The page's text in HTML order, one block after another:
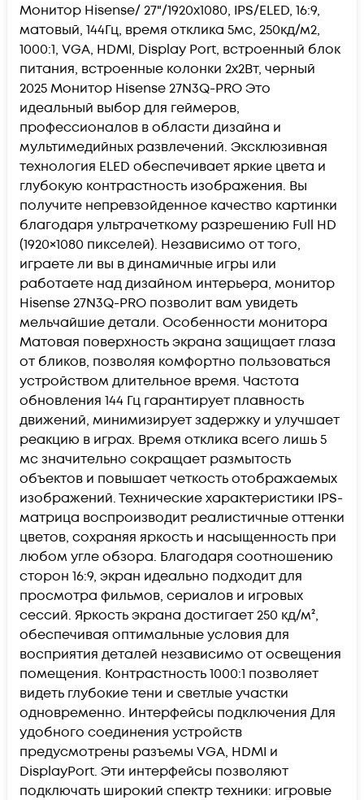
Монитор Hisense/ 27"/1920x1080, IPS/ELED, 16:9,
матовый, 144Гц, время отклика 5мс, 250кд/м2,
1000:1, VGA, HDMI, Display Port, встроенный блок
питания, встроенные колонки 2х2Вт, черный
2025 Монитор Hisense 27N3Q-PRO Это
идеальный выбор для геймеров,
профессионалов в области дизайна и
мультимедийных развлечений. Эксклюзивная
технология ELED обеспечивает яркие цвета и
глубокую контрастность изображения. Вы
получите непревзойденное качество картинки
благодаря ультрачеткому разрешению Full HD
(1920×1080 пикселей). Независимо от того,
играете ли вы в динамичные игры или
работаете над дизайном интерьера, монитор
Hisense 27N3Q-PRO позволит вам увидеть
мельчайшие детали. Особенности монитора
Матовая поверхность экрана защищает глаза
от бликов, позволяя комфортно пользоваться
устройством длительное время. Частота
обновления 144 Гц гарантирует плавность
движений, минимизирует задержку и улучшает
реакцию в играх. Время отклика всего лишь 5
мс значительно сокращает размытость
объектов и повышает четкость отображаемых
изображений. Технические характеристики IPS-
матрица воспроизводит реалистичные оттенки
цветов, сохраняя яркость и насыщенность при
любом угле обзора. Благодаря соотношению
сторон 16:9, экран идеально подходит для
просмотра фильмов, сериалов и игровых
сессий. Яркость экрана достигает 250 кд/м²,
обеспечивая оптимальные условия для
восприятия деталей независимо от освещения
помещения. Контрастность 1000:1 позволяет
видеть глубокие тени и светлые участки
одновременно. Интерфейсы подключения Для
удобного соединения устройств
предусмотрены разъемы VGA, HDMI и
DisplayPort. Эти интерфейсы позволяют
подключать широкий спектр техники: игровые